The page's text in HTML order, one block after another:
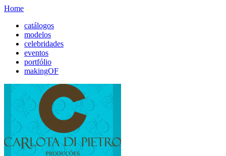
Home
catálogos
modelos
celebridades
eventos
portfólio
makingOF